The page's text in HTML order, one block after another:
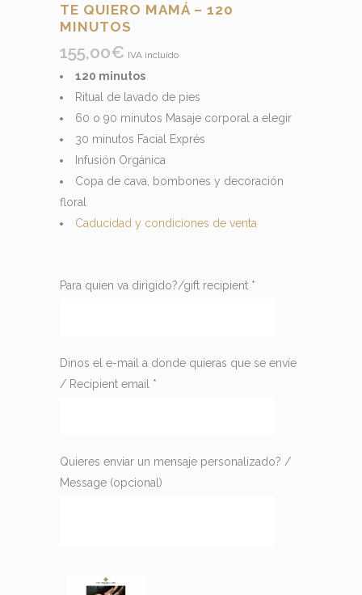
TE QUIERO MAMÁ – 120
MINUTOS
155,00€ IVA incluído
120 minutos
Ritual de lavado de pies
60 o 90 minutos Masaje corporal a elegir
30 minutos Facial Exprés
Infusión Orgánica
Copa de cava, bombones y decoración
floral
Caducidad y condiciones de venta
Para quien va dirigido?/gift recipient *
Dinos el e-mail a donde quieras que se envíe
/ Recipient email *
Quieres enviar un mensaje personalizado? /
Message (opcional)